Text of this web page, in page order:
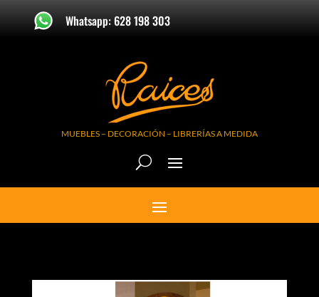
Whatsapp: 628 198 303
MUEBLES – DECORACIÓN – LIBRERÍAS A MEDIDA